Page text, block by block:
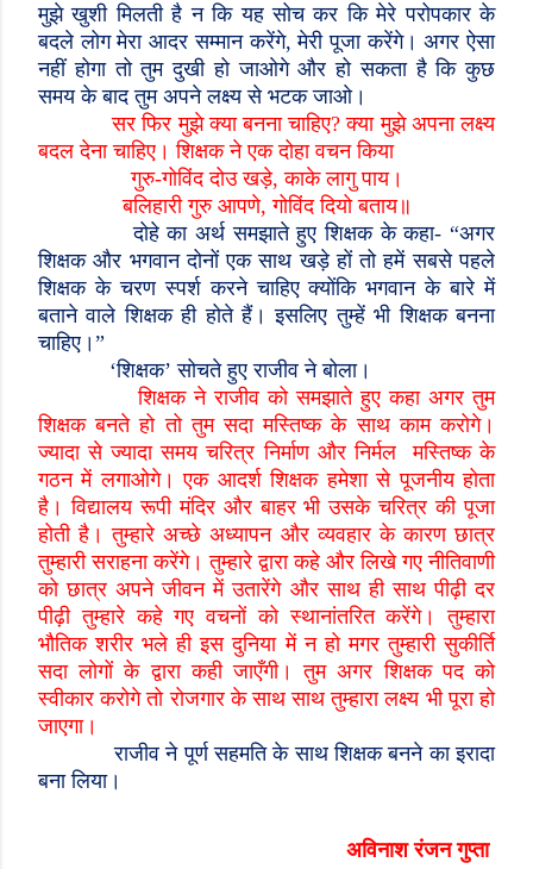
मुझे खुशी मिलती है न कि यह सोच कर कि मेरे परोपकार के
बदले लोग मेरा आदर सम्मान करेंगे, मेरी पूजा करेंगे। अगर ऐसा
नहीं होगा तो तुम दुखी हो जाओगे और हो सकता है कि कुछ
समय के बाद तुम अपने लक्ष्य से भटक जाओ।
सर फिर मुझे क्या बनना चाहिए? क्या मुझे अपना लक्ष्य
बदल देना चाहिए। शिक्षक ने एक दोहा वचन किया
गुरु-गोविंद दोउ खड़े, काके लागु पाय।
बलिहारी गुरु आपणे, गोविंद दियो बताय॥
दोहे का अर्थ समझाते हुए शिक्षक के कहा- “अगर
शिक्षक और भगवान दोनों एक साथ खड़े हों तो हमें सबसे पहले
शिक्षक के चरण स्पर्श करने चाहिए क्योंकि भगवान के बारे में
बताने वाले शिक्षक ही होते हैं। इसलिए तुम्हें भी शिक्षक बनना
चाहिए।”
‘शिक्षक’ सोचते हुए राजीव ने बोला।
शिक्षक ने राजीव को समझाते हुए कहा अगर तुम
शिक्षक बनते हो तो तुम सदा मस्तिष्क के साथ काम करोगे।
ज्यादा से ज्यादा समय चरित्र निर्माण और निर्मल मस्तिष्क के
गठन में लगाओगे। एक आदर्श शिक्षक हमेशा से पूजनीय होता
है। विद्यालय रूपी मंदिर और बाहर भी उसके चरित्र की पूजा
होती है। तुम्हारे अच्छे अध्यापन और व्यवहार के कारण छात्र
तुम्हारी सराहना करेंगे। तुम्हारे द्वारा कहे और लिखे गए नीतिवाणी
को छात्र अपने जीवन में उतारेंगे और साथ ही साथ पीढ़ी दर
पीढ़ी तुम्हारे कहे गए वचनों को स्थानांतरित करेंगे। तुम्हारा
भौतिक शरीर भले ही इस दुनिया में न हो मगर तुम्हारी सुकीर्ति
सदा लोगों के द्वारा कही जाएँगी। तुम अगर शिक्षक पद को
स्वीकार करोगे तो रोजगार के साथ साथ तुम्हारा लक्ष्य भी पूरा हो
जाएगा।
राजीव ने पूर्ण सहमति के साथ शिक्षक बनने का इरादा
बना लिया।
अविनाश रंजन गुप्ता